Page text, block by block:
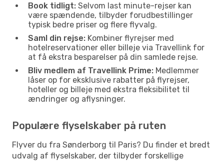
Book tidligt: Selvom last minute-rejser kan
være spændende, tilbyder forudbestillinger
typisk bedre priser og flere flyvalg.
Saml din rejse: Kombiner flyrejser med
hotelreservationer eller billeje via Travellink for
at få ekstra besparelser på din samlede rejse.
Bliv medlem af Travellink Prime: Medlemmer
låser op for eksklusive rabatter på flyrejser,
hoteller og billeje med ekstra fleksibilitet til
ændringer og aflysninger.
Populære flyselskaber på ruten
Flyver du fra Sønderborg til Paris? Du finder et bredt
udvalg af flyselskaber, der tilbyder forskellige